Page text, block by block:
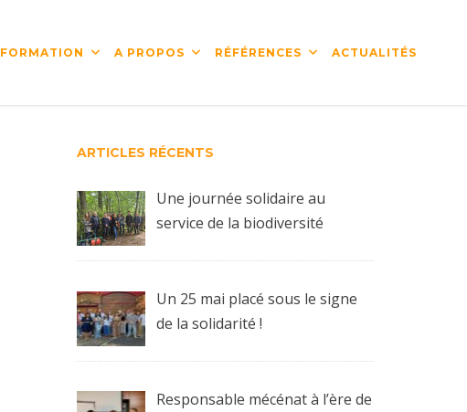
FORMATION A PROPOS RÉFÉRENCES ACTUALITÉS
ARTICLES RÉCENTS
Une journée solidaire au
service de la biodiversité
Un 25 mai placé sous le signe
de la solidarité !
Responsable mécénat à l’ère de